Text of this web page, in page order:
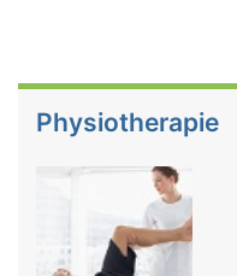
Physiotherapie